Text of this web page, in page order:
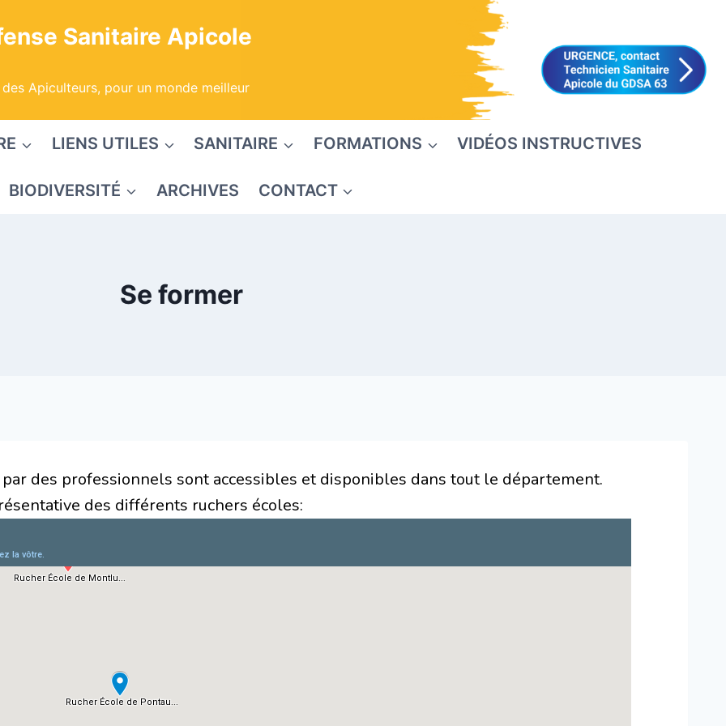
Sanitaire Apicole
Apiculteurs, pour un monde meilleur
LIENS UTILES SANITAIRE FORMATIONS VIDÉOS INSTRUCTIVES
BIODIVERSITÉ ARCHIVES CONTACT
Se former
des professionnels sont accessibles et disponibles dans tout le département.
des différents ruchers écoles: